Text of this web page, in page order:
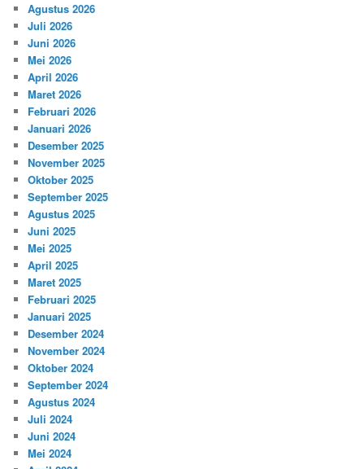
Agustus 2026
Juli 2026
Juni 2026
Mei 2026
April 2026
Maret 2026
Februari 2026
Januari 2026
Desember 2025
November 2025
Oktober 2025
September 2025
Agustus 2025
Juni 2025
Mei 2025
April 2025
Maret 2025
Februari 2025
Januari 2025
Desember 2024
November 2024
Oktober 2024
September 2024
Agustus 2024
Juli 2024
Juni 2024
Mei 2024